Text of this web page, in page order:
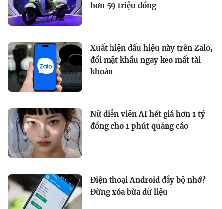
hơn 59 triệu đồng
Xuất hiện dấu hiệu này trên Zalo,
đổi mật khẩu ngay kẻo mất tài
khoản
Nữ diễn viên AI hét giá hơn 1 tỷ
đồng cho 1 phút quảng cáo
Điện thoại Android đầy bộ nhớ?
Đừng xóa bừa dữ liệu